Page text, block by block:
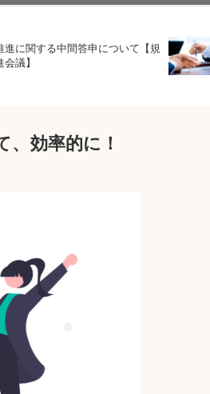
進に関する中間答申について【規
議】
効率的に！